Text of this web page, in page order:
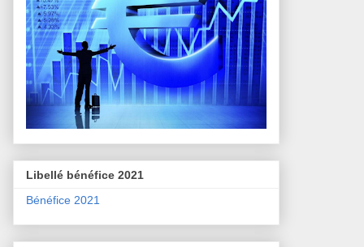
Libellé bénéfice 2021
Bénéfice 2021